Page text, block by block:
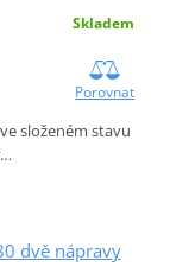
Skladem
Porovnat
složeném stavu
dvě nápravy